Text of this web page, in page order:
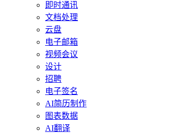
即时通讯
文档处理
云盘
电子邮箱
视频会议
设计
招聘
电子签名
AI简历制作
图表数据
AI翻译